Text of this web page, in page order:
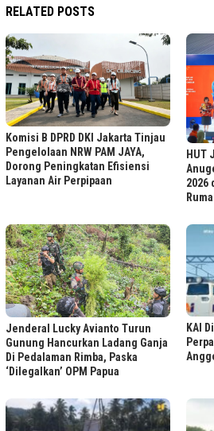
RELATED POSTS
Komisi B DPRD DKI Jakarta Tinjau
Pengelolaan NRW PAM JAYA,
Dorong Peningkatan Efisiensi
Layanan Air Perpipaan
HUT
2026
Jenderal Lucky Avianto Turun
Gunung Hancurkan Ladang Ganja
Di Pedalaman Rimba, Paska
‘Dilegalkan’ OPM Papua
KAI